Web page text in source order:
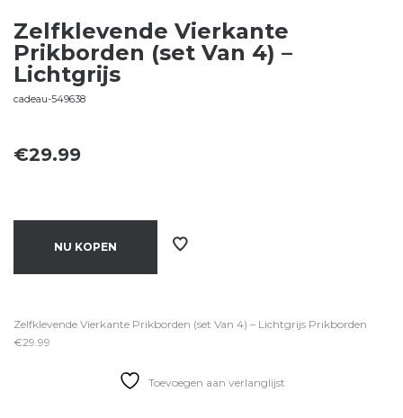
Zelfklevende Vierkante
Prikborden (set Van 4) –
Lichtgrijs
cadeau-549638
€29.99
NU KOPEN
Zelfklevende Vierkante Prikborden (set Van 4) – Lichtgrijs Prikborden
€29.99
Toevoegen aan verlanglijst